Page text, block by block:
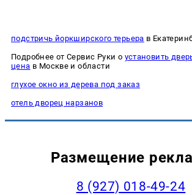
подстричь йоркширского терьера в
Подробнее от Сервис Руки о установить
цена в Москве и области
глухое окно из дерева под заказ
отель дворец нарзанов
Размещение
8 (927) 018-49-24